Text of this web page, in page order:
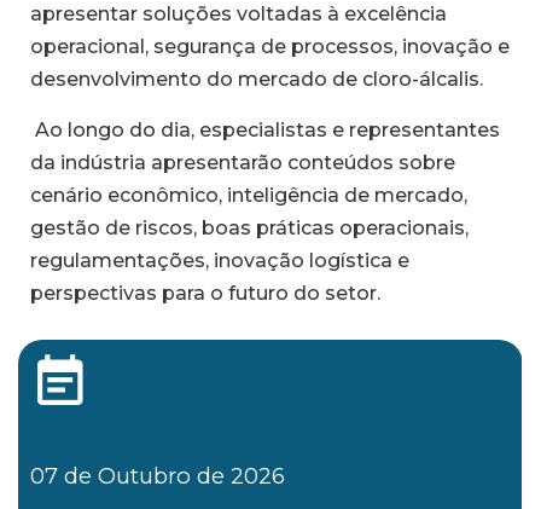
apresentar soluções voltadas à excelência
operacional, segurança de processos, inovação e
desenvolvimento do mercado de cloro-álcalis.
Ao longo do dia, especialistas e representantes
da indústria apresentarão conteúdos sobre
cenário econômico, inteligência de mercado,
gestão de riscos, boas práticas operacionais,
regulamentações, inovação logística e
perspectivas para o futuro do setor.
07 de Outubro de 2026